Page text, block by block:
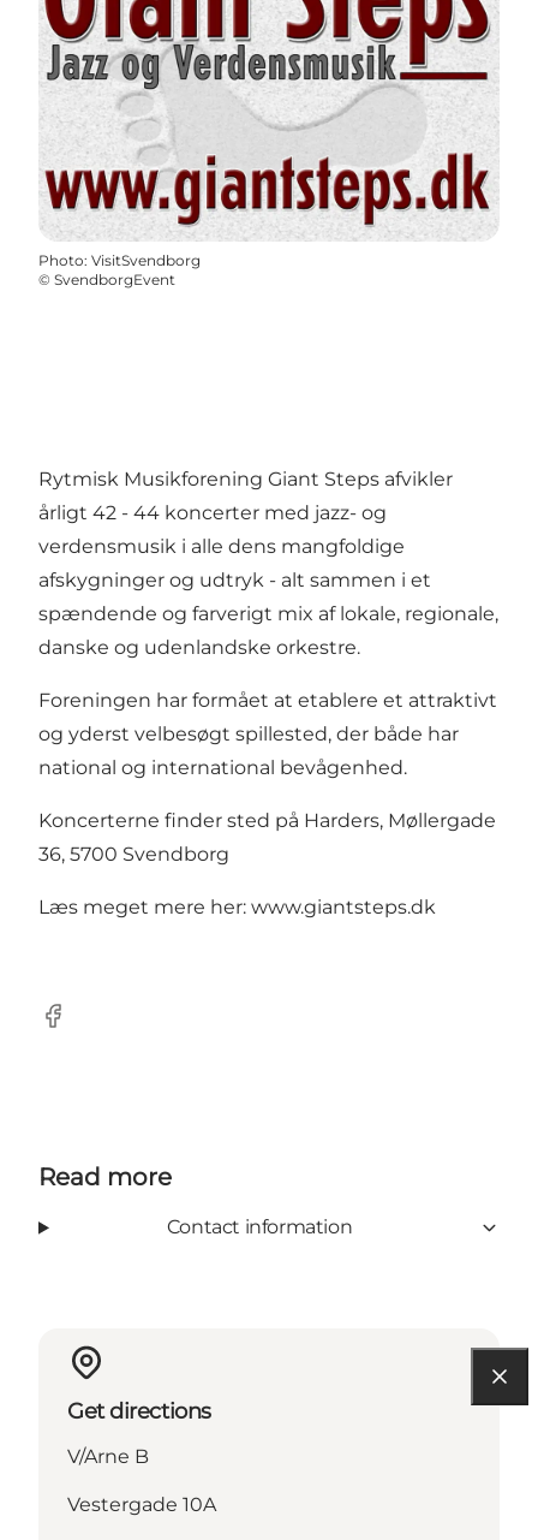
Photo: VisitSvendborg
© SvendborgEvent
Rytmisk Musikforening Giant Steps afvikler
årligt 42 - 44 koncerter med jazz- og
verdensmusik i alle dens mangfoldige
afskygninger og udtryk - alt sammen i et
spændende og farverigt mix af lokale, regionale,
danske og udenlandske orkestre.
Foreningen har formået at etablere et attraktivt
og yderst velbesøgt spillested, der både har
national og international bevågenhed.
Koncerterne finder sted på Harders, Møllergade
36, 5700 Svendborg
Læs meget mere her: www.giantsteps.dk
facebook
Read more
Contact information
Get directions
V/Arne B
Vestergade 10A